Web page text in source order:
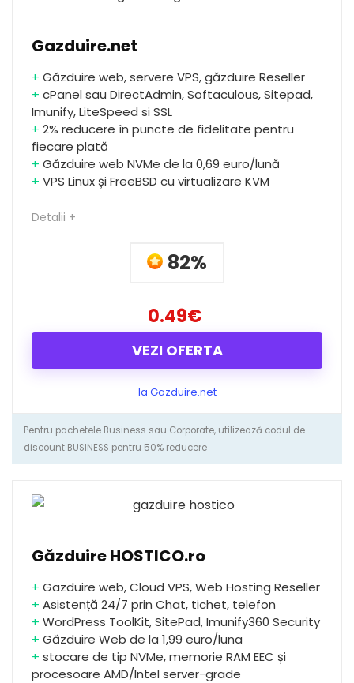
Gazduire.net
+ Găzduire web, servere VPS, găzduire Reseller
+ cPanel sau DirectAdmin, Softaculous, Sitepad,
Imunify, LiteSpeed si SSL
+ 2% reducere în puncte de fidelitate pentru
fiecare plată
+ Găzduire web NVMe de la 0,69 euro/lună
+ VPS Linux și FreeBSD cu virtualizare KVM
Detalii +
82%
0.49€
VEZI OFERTA
la Gazduire.net
Pentru pachetele Business sau Corporate, utilizează codul de
discount BUSINESS pentru 50% reducere
Găzduire HOSTICO.ro
+ Gazduire web, Cloud VPS, Web Hosting Reseller
+ Asistență 24/7 prin Chat, tichet, telefon
+ WordPress ToolKit, SitePad, Imunify360 Security
+ Găzduire Web de la 1,99 euro/luna
+ stocare de tip NVMe, memorie RAM EEC și
procesoare AMD/Intel server-grade